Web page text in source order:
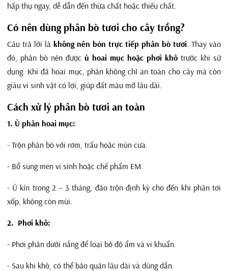
hấp thụ ngay, dễ dẫn đến thừa chất hoặc thiếu chất.
Có nên dùng phân bò tươi cho cây trồng?
Câu trả lời là không nên bón trực tiếp phân bò tươi. Thay vào
đó, phân bò nên được ủ hoai mục hoặc phơi khô trước khi sử
dụng. Khi đã hoai mục, phân không chỉ an toàn cho cây mà còn
giàu vi sinh vật có lợi, giúp đất màu mỡ lâu dài.
Cách xử lý phân bò tươi an toàn
1. Ủ phân hoai mục:
- Trộn phân bò với rơm, trấu hoặc mùn cưa.
- Bổ sung men vi sinh hoặc chế phẩm EM.
- Ủ kín trong 2 – 3 tháng, đảo trộn định kỳ cho đến khi phân tơi
xốp, không còn mùi.
2. Phơi khô:
- Phơi phân dưới nắng để loại bỏ độ ẩm và vi khuẩn.
- Sau khi khô, có thể bảo quản lâu dài và dùng dần.